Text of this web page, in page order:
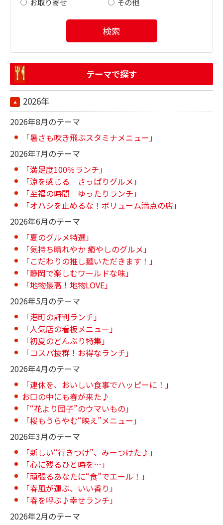
検索
テーマで探す
2026年
2026年8月のテーマ
「暑さも吹き飛ぶスタミナメニュー」
2026年7月のテーマ
「満足度100％ランチ」
「涼を感じる さっぱりグルメ」
「至福の時間 ゆったりランチ」
「オハシを止めるな！ボリューム満点の店」
2026年6月のテーマ
「夏のグルメ特選」
「気持ち晴れやか 癒やしのグルメ」
「こだわりの推し麺いただきます！」
「静岡で楽しむワールドな味」
「地物最高！地物LOVE」
2026年5月のテーマ
「港町の評判ランチ」
「人気店の看板メニュー」
「初夏のどんぶり特集」
「コスパ抜群！お得なランチ」
2026年4月のテーマ
「連休を、おいしい食事でハッピーに！」
お口の中にも春が来た♪
「“花より団子”のウマいもの」
「桜もうらやむ“映え”メニュー」
2026年3月のテーマ
「新しい“行きつけ”、みーつけた♪」
「心に残るひと時を…」
「頑張るあなたに“食”でエール！」
「春風が運ぶ、いい香り」
「春を呼ぶ♪幸せランチ」
2026年2月のテーマ